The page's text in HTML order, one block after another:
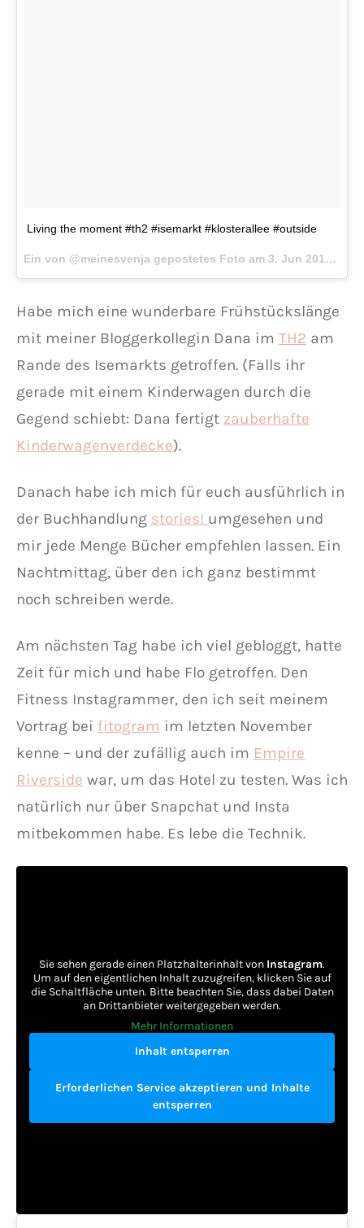
Living the moment #th2 #isemarkt #klosterallee #outside
Ein von @meinesvenja gepostetes Foto am 3. Jun 2016 um 1:20 Uhr
Habe mich eine wunderbare Frühstückslänge
mit meiner Bloggerkollegin Dana im TH2 am
Rande des Isemarkts getroffen. (Falls ihr
gerade mit einem Kinderwagen durch die
Gegend schiebt: Dana fertigt zauberhafte
Kinderwagenverdecke).
Danach habe ich mich für euch ausführlich in
der Buchhandlung stories! umgesehen und
mir jede Menge Bücher empfehlen lassen. Ein
Nachtmittag, über den ich ganz bestimmt
noch schreiben werde.
Am nächsten Tag habe ich viel gebloggt, hatte
Zeit für mich und habe Flo getroffen. Den
Fitness Instagrammer, den ich seit meinem
Vortrag bei fitogram im letzten November
kenne – und der zufällig auch im Empire
Riverside war, um das Hotel zu testen. Was ich
natürlich nur über Snapchat und Insta
mitbekommen habe. Es lebe die Technik.
Sie sehen gerade einen Platzhalterinhalt von Instagram.
Um auf den eigentlichen Inhalt zuzugreifen, klicken Sie auf
die Schaltfläche unten. Bitte beachten Sie, dass dabei Daten
an Drittanbieter weitergegeben werden.
Mehr Informationen
Inhalt entsperren
Erforderlichen Service akzeptieren und Inhalte
entsperren